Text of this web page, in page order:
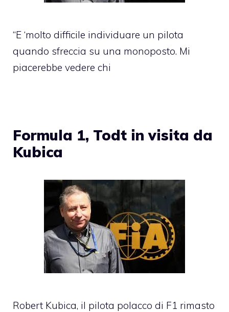
“E ‘molto difficile individuare un pilota
quando sfreccia su una monoposto. Mi
piacerebbe vedere chi
Formula 1, Todt in visita da
Kubica
Robert Kubica, il pilota polacco di F1 rimasto